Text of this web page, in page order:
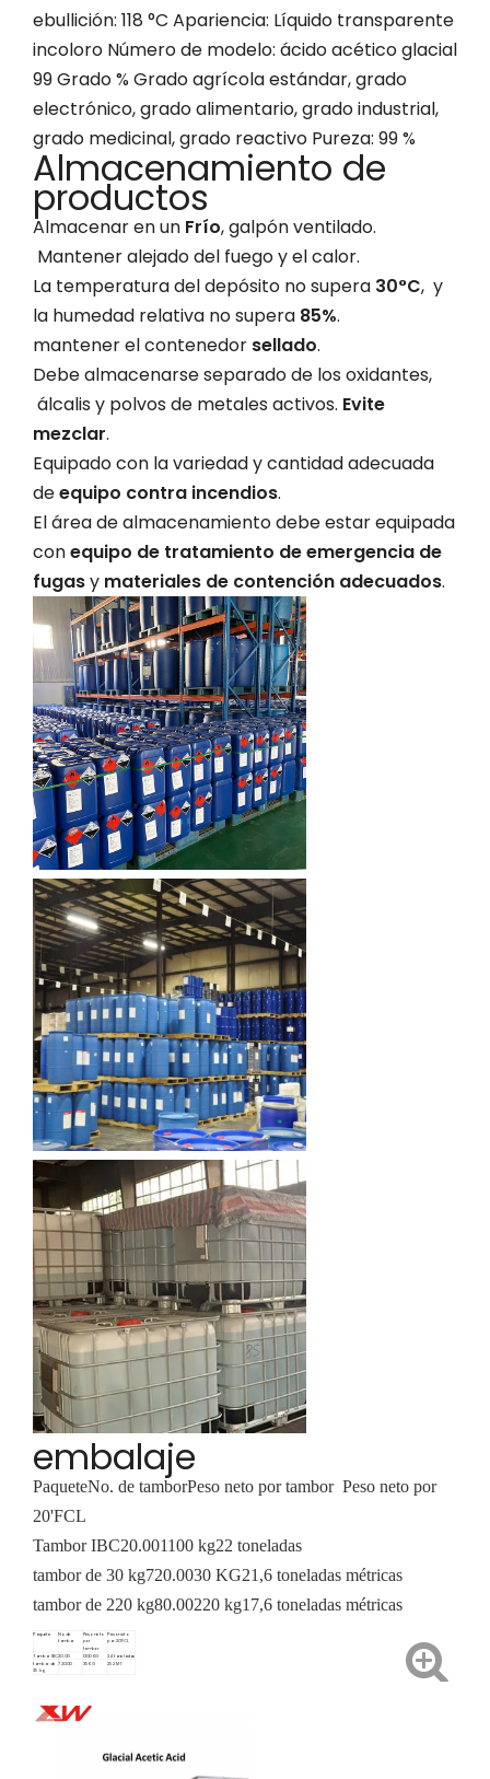
ebullición: 118 °C Apariencia: Líquido transparente
incoloro Número de modelo: ácido acético glacial
99 Grado % Grado agrícola estándar, grado
electrónico, grado alimentario, grado industrial,
grado medicinal, grado reactivo Pureza: 99 %
Almacenamiento de
productos
Almacenar en un Frío, galpón ventilado.
Mantener alejado del fuego y el calor.
La temperatura del depósito no supera 30°C, y
la humedad relativa no supera 85%.
mantener el contenedor sellado.
Debe almacenarse separado de los oxidantes,
álcalis y polvos de metales activos. Evite
mezclar.
Equipado con la variedad y cantidad adecuada
deequipo contra incendios.
El área de almacenamiento debe estar equipada
conequipo de tratamiento de emergencia de
fugasy materiales de contención adecuados.
embalaje
PaqueteNo. de tamborPeso neto por tambor Peso neto por
20'FCL
Tambor IBC20.001100 kg22 toneladas
tambor de 30 kg720.0030 KG21,6 toneladas métricas
tambor de 220 kg80.00220 kg17,6 toneladas métricas
Paquete No. de
tambor
Peso neto
por
tambor
Peso neto
por 20'FCL
Tambor IBC20.00 1200 KG
24 toneladas
tambor de
35 kg
720.00 35 KG 25.2MT